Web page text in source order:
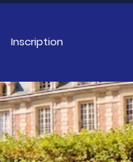
Inscription